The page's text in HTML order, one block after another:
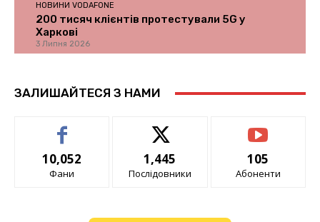
НОВИНИ VODAFONE
200 тисяч клієнтів протестували 5G у
Харкові
3 Липня 2026
ЗАЛИШАЙТЕСЯ З НАМИ
10,052
Фани
1,445
Послідовники
105
Абоненти